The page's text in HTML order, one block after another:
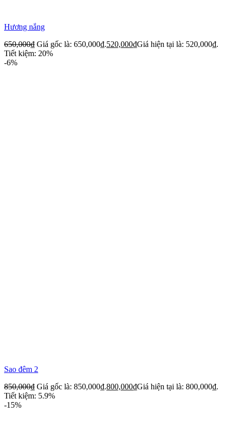
Hương nắng
650,000₫ Giá gốc là: 650,000₫.520,000₫Giá hiện tại là: 520,000₫.
Tiết kiệm: 20%
-6%
Sao đêm 2
850,000₫ Giá gốc là: 850,000₫.800,000₫Giá hiện tại là: 800,000₫.
Tiết kiệm: 5.9%
-15%